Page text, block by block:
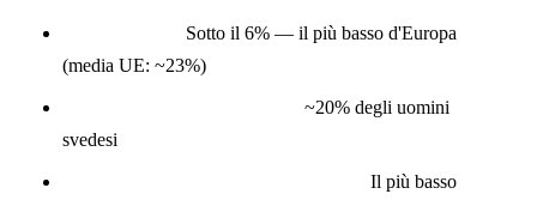
Sotto il 6% — il più basso d'Europa
(media UE: ~23%)
~20% degli uomini
svedesi
Il più basso